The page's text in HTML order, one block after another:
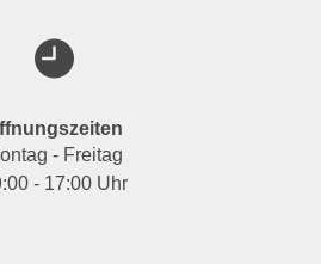
- Freitag
- 17:00 Uhr